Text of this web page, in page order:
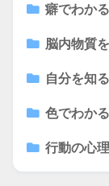
癖でわか
脳内物質
自分を知
色でわか
行動の心